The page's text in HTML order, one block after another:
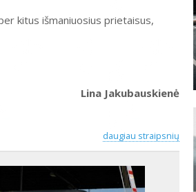
kitus išmaniuosius prietaisus,
Lina Jakubauskienė
daugiau straipsnių